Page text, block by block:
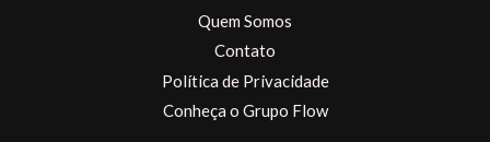
Quem Somos
Contato
Política de Privacidade
Conheça o Grupo Flow